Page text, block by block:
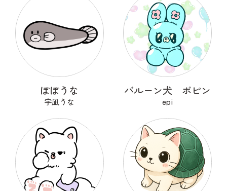
ぽぽうな
宇凪うな
バルーン犬 ポピン
epi